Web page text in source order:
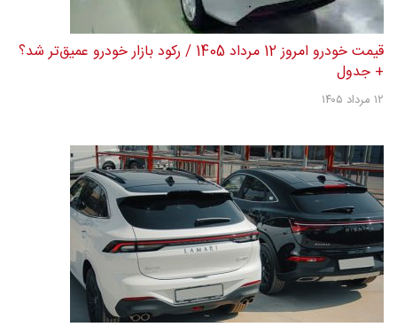
قیمت خودرو امروز 12 مرداد 1405 / رکود بازار خودرو عمیق‌تر شد؟
+ جدول
۱۲ مرداد ۱۴۰۵